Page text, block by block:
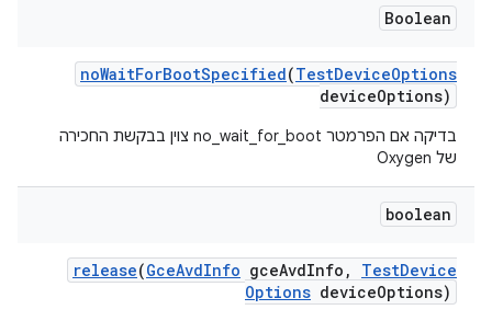
Boolean
noWaitForBootSpecified(TestDeviceOptions
deviceOptions)
בדיקה אם הפרמטר no_wait_for_boot צוין בבקשת החכירה
של Oxygen
boolean
release(GceAvdInfo gceAvdInfo , TestDevice
Options deviceOptions)